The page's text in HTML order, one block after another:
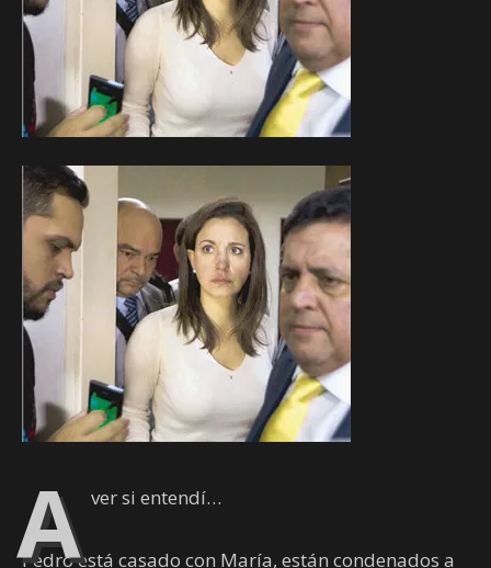
A ver si entendí…
Pedro está casado con María, están condenados a